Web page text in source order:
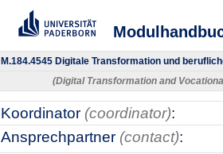
M.184.4545 Digitale Transformation und
(Digital Transformation and
Koordinator (coordinator):
Ansprechpartner (contact):